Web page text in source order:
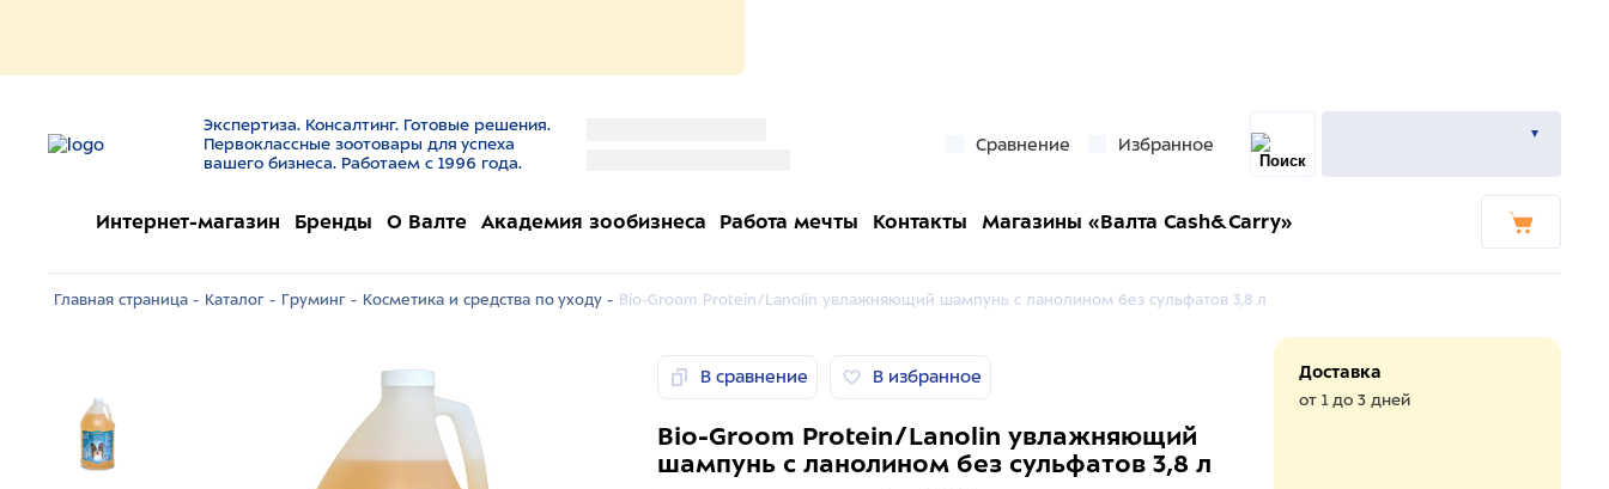
Экспертиза. Консалтинг. Готовые решения.
Первоклассные зоотовары для успеха
вашего бизнеса. Работаем с 1996 года.
Сравнение Избранное
Интернет-магазин Бренды О Валте Академия зообизнеса Работа мечты Контакты Магазины «Валта Cash&Carry»
Главная страница - Каталог - Груминг - Косметика и средства по уходу - Bio-Groom Protein/Lanolin увлажняющий шампунь с ланолином без сульфатов 3,8 л
В сравнение В избранное
Bio-Groom Protein/Lanolin увлажняющий
шампунь с ланолином без сульфатов 3,8 л
Доставка
от 1 до 3 дней